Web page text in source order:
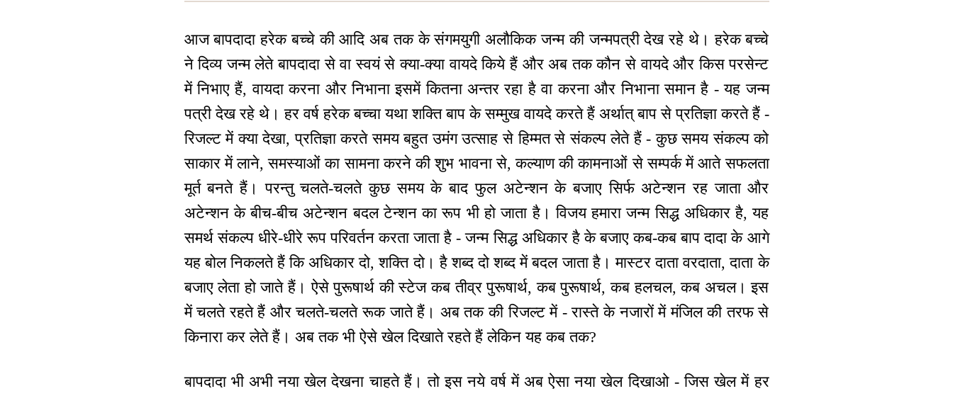
आज बापदादा हरेक बच्चे की आदि अब तक के संगमयुगी अलौकिक जन्म की जन्मपत्री देख रहे थे। हरेक बच्चे
ने दिव्य जन्म लेते बापदादा से वा स्वयं से क्या-क्या वायदे किये हैं और अब तक कौन से वायदे और किस परसेन्ट
में निभाए हैं, वायदा करना और निभाना इसमें कितना अन्तर रहा है वा करना और निभाना समान है - यह जन्म
पत्री देख रहे थे। हर वर्ष हरेक बच्चा यथा शक्ति बाप के सम्मुख वायदे करते हैं अर्थात् बाप से प्रतिज्ञा करते हैं -
रिजल्ट में क्या देखा, प्रतिज्ञा करते समय बहुत उमंग उत्साह से हिम्मत से संकल्प लेते हैं - कुछ समय संकल्प को
साकार में लाने, समस्याओं का सामना करने की शुभ भावना से, कल्याण की कामनाओं से सम्पर्क में आते सफलता
मूर्त बनते हैं। परन्तु चलते-चलते कुछ समय के बाद फुल अटेन्शन के बजाए सिर्फ अटेन्शन रह जाता और
अटेन्शन के बीच-बीच अटेन्शन बदल टेन्शन का रूप भी हो जाता है। विजय हमारा जन्म सिद्ध अधिकार है, यह
समर्थ संकल्प धीरे-धीरे रूप परिवर्तन करता जाता है - जन्म सिद्ध अधिकार है के बजाए कब-कब बाप दादा के आगे
यह बोल निकलते हैं कि अधिकार दो, शक्ति दो। है शब्द दो शब्द में बदल जाता है। मास्टर दाता वरदाता, दाता के
बजाए लेता हो जाते हैं। ऐसे पुरूषार्थ की स्टेज कब तीव्र पुरूषार्थ, कब पुरूषार्थ, कब हलचल, कब अचल। इस
में चलते रहते हैं और चलते-चलते रूक जाते हैं। अब तक की रिजल्ट में - रास्ते के नजारों में मंजिल की तरफ से
किनारा कर लेते हैं। अब तक भी ऐसे खेल दिखाते रहते हैं लेकिन यह कब तक?
बापदादा भी अभी नया खेल देखना चाहते हैं। तो इस नये वर्ष में अब ऐसा नया खेल दिखाओ - जिस खेल में हर